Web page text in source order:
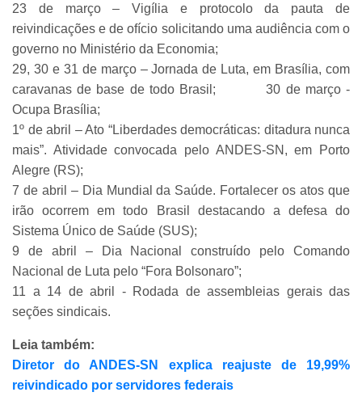
23 de março – Vigília e protocolo da pauta de
reivindicações e de ofício solicitando uma audiência com o
governo no Ministério da Economia;
29, 30 e 31 de março – Jornada de Luta, em Brasília, com
caravanas de base de todo Brasil;30 de março -
Ocupa Brasília;
1º de abril – Ato “Liberdades democráticas: ditadura nunca
mais”. Atividade convocada pelo ANDES-SN, em Porto
Alegre (RS);
7 de abril – Dia Mundial da Saúde. Fortalecer os atos que
irão ocorrem em todo Brasil destacando a defesa do
Sistema Único de Saúde (SUS);
9 de abril – Dia Nacional construído pelo Comando
Nacional de Luta pelo “Fora Bolsonaro”;
11 a 14 de abril - Rodada de assembleias gerais das
seções sindicais.
Leia também:
Diretor do ANDES-SN explica reajuste de 19,99%
reivindicado por servidores federais